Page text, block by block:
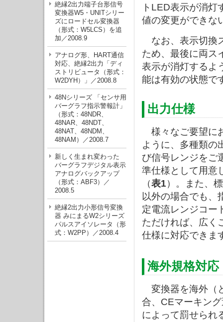
絶縁2出力端子台形信号
変換器W5・UNITシリー
ズにロードセル変換器
（形式：W5LCS）を追
加／2008.9
アナログ形、HART通信
対応、絶縁2出力「ディ
ストリビュータ（形式：
W2DYH）」／2008.8
48Nシリーズ 「センサ用
バーグラフ指示警報計」
（形式：48NDR、
48NAR、48NDT、
48NAT、48NDM、
48NAM）／2008.7
新しく生まれ変わった
バーグラフデジタル表示
アナログバックアップ
（形式：ABF3）／
2008.5
絶縁2出力小形信号変換
器 みにまるW2シリーズ
パルスアイソレータ（形
式：W2PP）／2008.4
トLED表示が消
値の変更ができな
なお、表示切換
ため、最後に両ス
表示が消灯するよ
能は有効の状態で
出力仕様
様々なご要望に
ように、多種類の
び信号レンジをご
準仕様として用意
（表1）。また、
以外の場合でも、
定電流レンジコー
ただければ、広く
仕様に対応できま
海外規格対応
変換器を海外（
合、CEマーキン
によって罰せられ